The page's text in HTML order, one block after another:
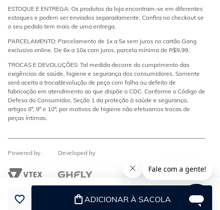
ADICIONAR À SACOLA
ESTOQUE E ENTREGA: Os produtos da loja encontram-se em diferentes
estoques e podem ser enviados separadamente. Confira no checkout se
o seu pedido tem mais de uma entrega.
PARCELAMENTO: Parcelamento de 1x a 5x sem juros no cartão Gang
exclusivo online. De 6x a 10x com juros, parcela mínima de R$9,99.
TROCAS E DEVOLUÇÕES: Tal medida decorre do cumprimento das
exigências de saúde, higiene e segurança dos consumidores. Somente
será aceita a troca/devolução de peça com falha ou defeito de
fabricação em atendimento ao que dispõe o CDC. Conforme o Código de
Defesa do Consumidor, Seção 1 da proteção à saúde e segurança,
artigos 8º, 9º e 10º, por motivos de higiene não efetuamos trocas de
peças íntimas.
Powered by Developed by